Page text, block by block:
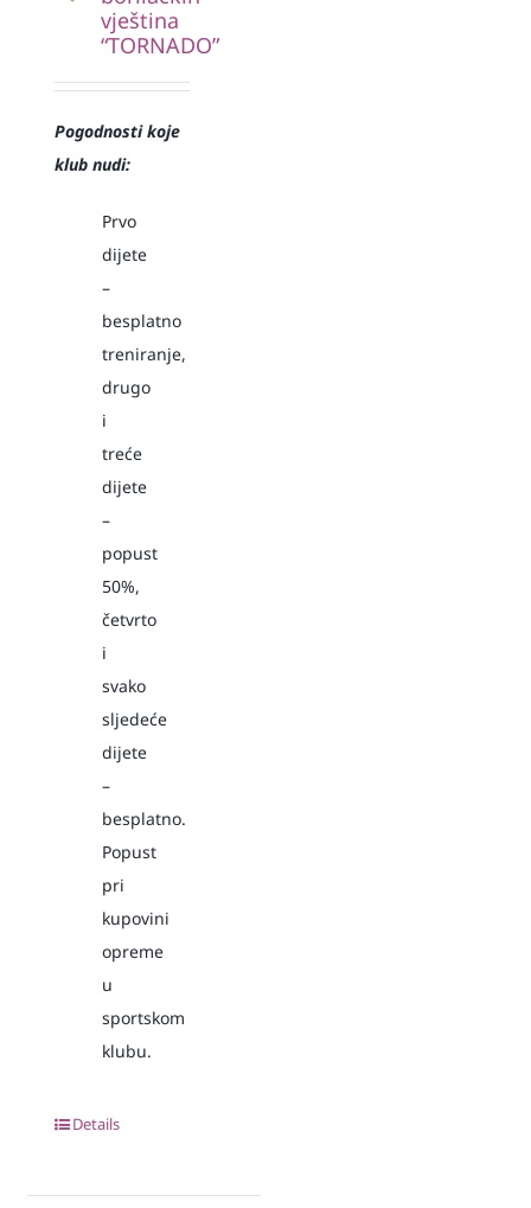
vještina
“TORNADO”
Pogodnosti koje
klub nudi:
Prvo
dijete
–
besplatno
treniranje,
drugo
i
treće
dijete
–
popust
50%,
četvrto
i
svako
sljedeće
dijete
–
besplatno.
Popust
pri
kupovini
opreme
u
sportskom
klubu.
Details